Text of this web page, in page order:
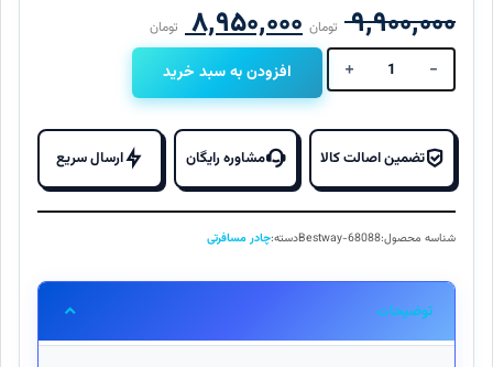
۹,۹۰۰,۰۰۰ تومان قیمت
اصلی
۹,۹۰۰,۰۰۰ تومان
بود.
۸,۹۵۰,۰۰۰ تومانقیمت
است.
3
نفره
سایبان
دار
وارداتی
68088
bestway
-
+ افزودن به سبد خرید
تضمین اصالت کالا مشاوره رایگان ارسال سریع
شناسه محصول:Bestway-68088دسته:چادر مسافرتی
توضیحات